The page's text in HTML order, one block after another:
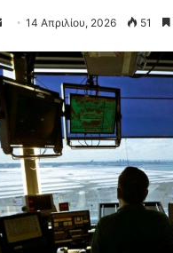
Send
email
14 Απριλίου, 2026 51